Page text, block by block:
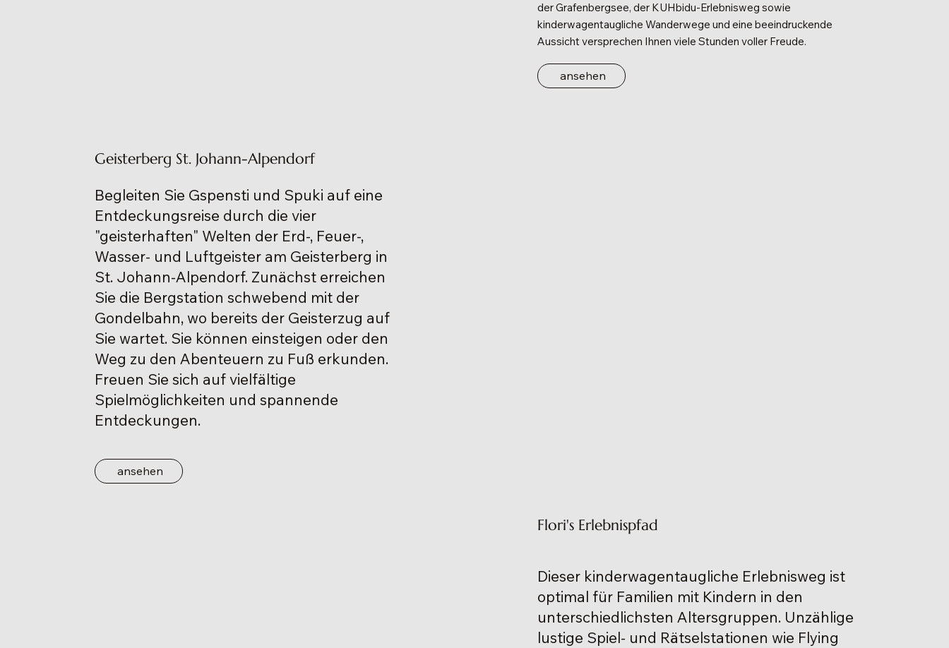
der Grafenbergsee, der KUHbidu-Erlebnisweg sowie
kinderwagentaugliche Wanderwege und eine beeindruckende
Aussicht versprechen Ihnen viele Stunden voller Freude.
ansehen
Geisterberg St. Johann-Alpendorf
Begleiten Sie Gspensti und Spuki auf eine
Entdeckungsreise durch die vier
"geisterhaften" Welten der Erd-, Feuer-,
Wasser- und Luftgeister am Geisterberg in
St. Johann-Alpendorf. Zunächst erreichen
Sie die Bergstation schwebend mit der
Gondelbahn, wo bereits der Geisterzug auf
Sie wartet. Sie können einsteigen oder den
Weg zu den Abenteuern zu Fuß erkunden.
Freuen Sie sich auf vielfältige
Spielmöglichkeiten und spannende
Entdeckungen.
ansehen
Flori's Erlebnispfad
Dieser kinderwagentaugliche Erlebnisweg ist
optimal für Familien mit Kindern in den
unterschiedlichsten Altersgruppen. Unzählige
lustige Spiel- und Rätselstationen wie Flying